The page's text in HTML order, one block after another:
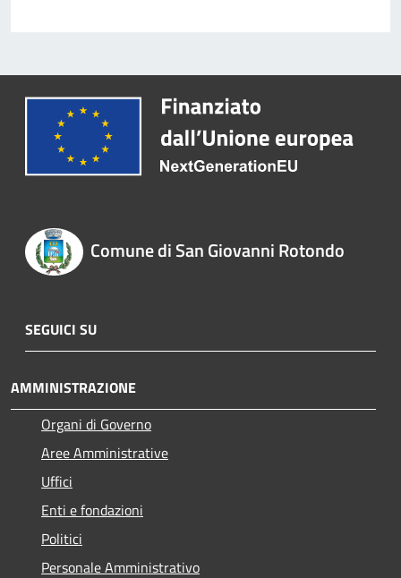
Comune di San Giovanni Rotondo
SEGUICI SU
AMMINISTRAZIONE
Organi di Governo
Aree Amministrative
Uffici
Enti e fondazioni
Politici
Personale Amministrativo